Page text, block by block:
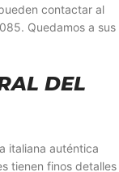
contactar al
Quedamos a sus
DEL
italiana auténtica
tienen finos detalles